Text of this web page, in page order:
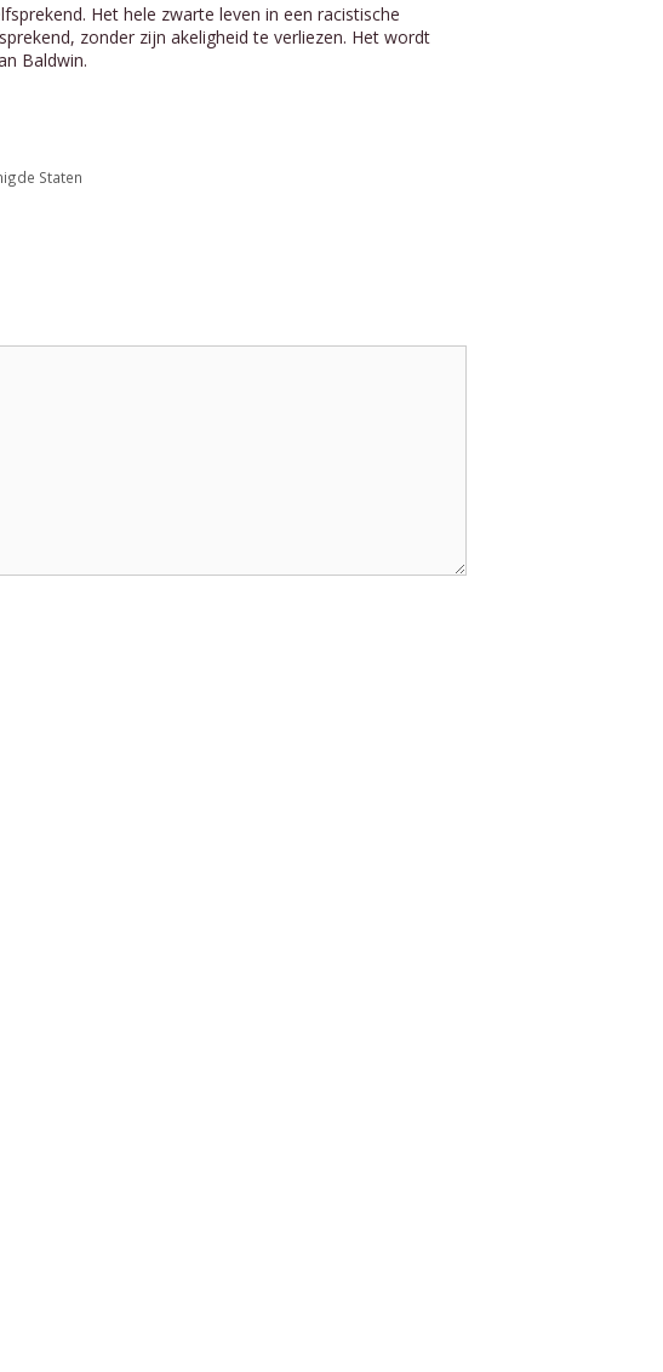
Het hele zwarte leven in een racistische
zonder zijn akeligheid te verliezen. Het wordt
Baldwin.
Staten